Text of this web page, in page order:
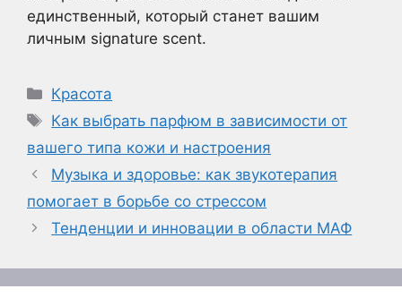
единственный, который станет вашим
личным signature scent.
Рубрики
Красота
Метки
Как выбрать парфюм в зависимости от
вашего типа кожи и настроения
Музыка и здоровье: как звукотерапия
помогает в борьбе со стрессом
Тенденции и инновации в области МАФ